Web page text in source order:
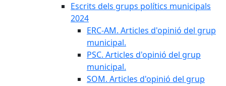
Escrits dels grups polítics municipals
2024
ERC-AM. Articles d'opinió del grup
municipal.
PSC. Articles d'opinió del grup
municipal.
SOM. Articles d'opinió del grup